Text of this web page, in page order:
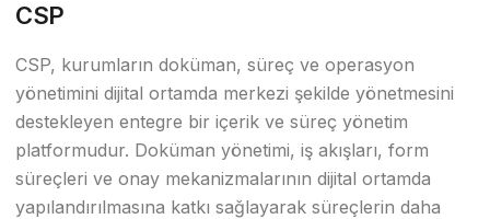
CSP
CSP, kurumların doküman, süreç ve operasyon
yönetimini dijital ortamda merkezi şekilde yönetmesini
destekleyen entegre bir içerik ve süreç yönetim
platformudur. Doküman yönetimi, iş akışları, form
süreçleri ve onay mekanizmalarının dijital ortamda
yapılandırılmasına katkı sağlayarak süreçlerin daha